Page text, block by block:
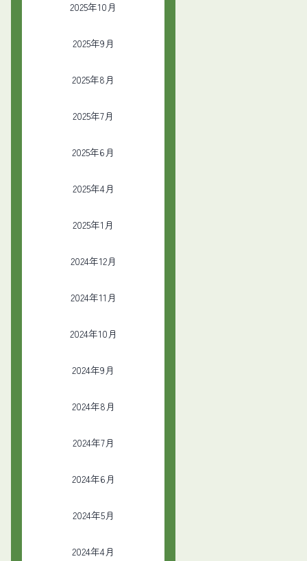
2025年10月
2025年9月
2025年8月
2025年7月
2025年6月
2025年4月
2025年1月
2024年12月
2024年11月
2024年10月
2024年9月
2024年8月
2024年7月
2024年6月
2024年5月
2024年4月